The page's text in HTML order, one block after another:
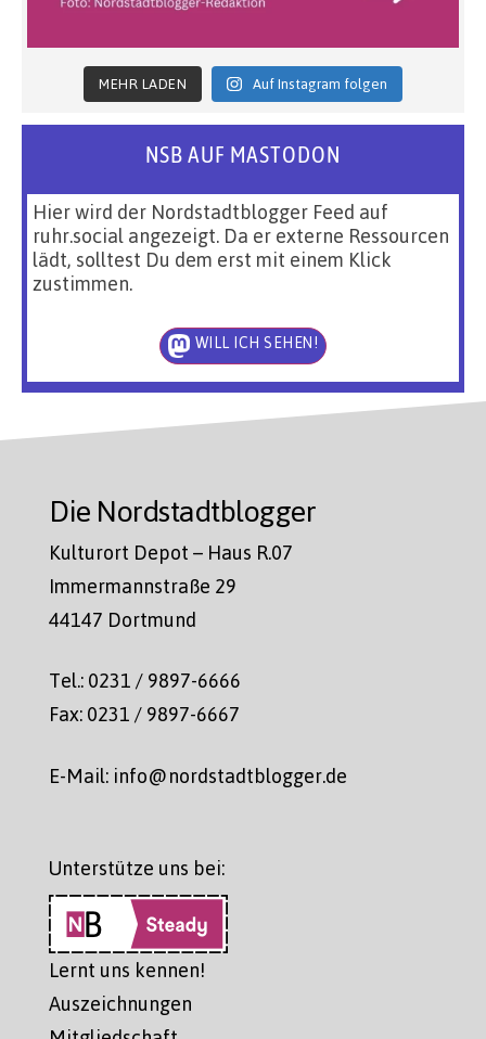
MEHR LADEN Auf Instagram folgen
NSB AUF MASTODON
Hier wird der Nordstadtblogger Feed auf
ruhr.social angezeigt. Da er externe Ressourcen
lädt, solltest Du dem erst mit einem Klick
zustimmen.
WILL ICH SEHEN!
Die Nordstadtblogger
Kulturort Depot – Haus R.07
Immermannstraße 29
44147 Dortmund
Tel.: 0231 / 9897-6666
Fax: 0231 / 9897-6667
E-Mail: info@nordstadtblogger.de
Unterstütze uns bei:
Lernt uns kennen!
Auszeichnungen